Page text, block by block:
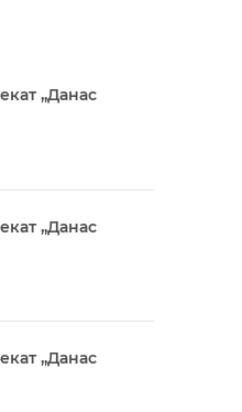
„Данас
„Данас
„Данас